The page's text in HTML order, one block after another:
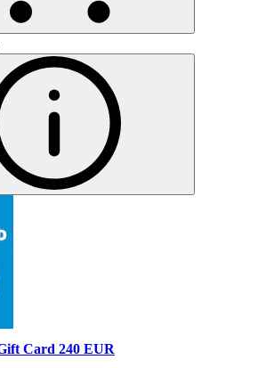
Card 240 EUR